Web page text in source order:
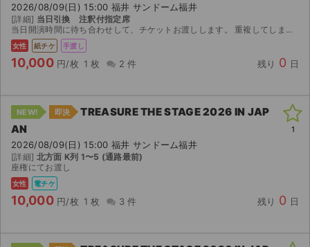
2026/08/09(日) 15:00 福井 サンドーム福井
[詳細] 当日引換 注釈付指定席
当日開演時間に待ち合わせして、チケットお渡しします。 重複してしまったので定価以下でのお譲りです。
女性 紙チケ 手渡し
10,000 円/枚 1 枚 2 件 残り 0 日
NEW! 即決
TREASURE THE STAGE 2026 IN JAP
AN
2026/08/09(日) 15:00 福井 サンドーム福井
[詳細] 北方面 K列 1〜5 (通路最前)
座権にてお渡し
女性 電チケ
10,000 円/枚 1 枚 3 件 残り 0 日
1